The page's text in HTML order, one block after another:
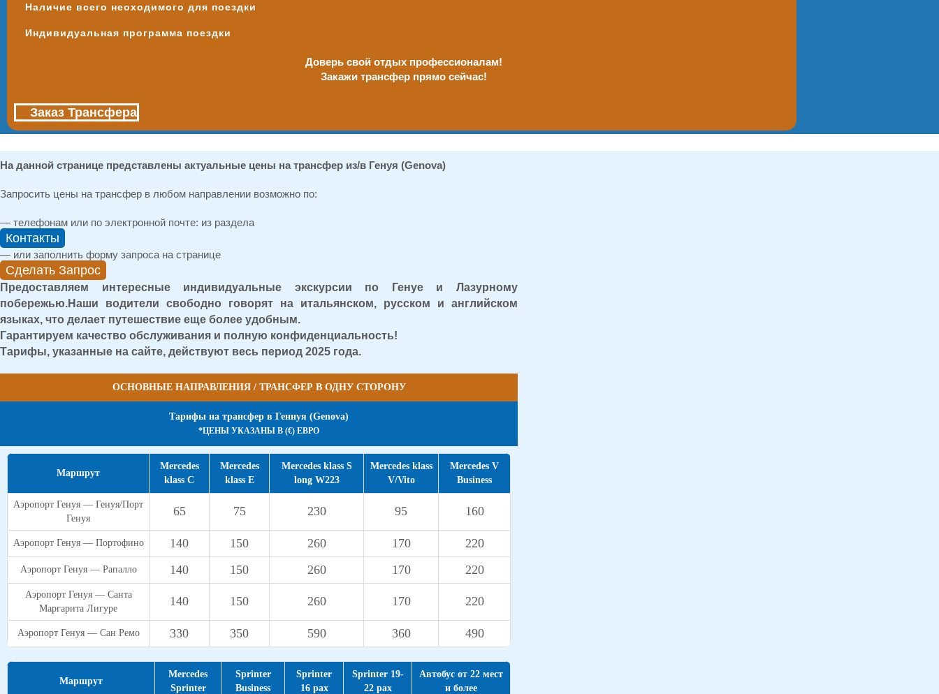
Наличие всего неоходимого для поездки
Индивидуальная программа поездки
Доверь свой отдых профессионалам!
Закажи трансфер прямо сейчас!
Заказ Трансфера
На данной странице представлены актуальные цены на трансфер из/в Генуя (Genova)
Запросить цены на трансфер в любом направлении возможно по:
— телефонам или по электронной почте: из раздела
Контакты
— или заполнить форму запроса на странице
Сделать Запрос
Предоставляем интересные индивидуальные экскурсии по Генуе и Лазурному
побережью.Наши водители свободно говорят на итальянском, русском и английском
языках, что делает путешествие еще более удобным.
Гарантируем качество обслуживания и полную конфиденциальность!
Тарифы, указанные на сайте, действуют весь период 2025 года.
ОСНОВНЫЕ НАПРАВЛЕНИЯ / ТРАНСФЕР В ОДНУ СТОРОНУ
Тарифы на трансфер в Геннуя (Genova)
*ЦЕНЫ УКАЗАНЫ В (€) ЕВРО
Маршрут
Mercedes
klass C
Mercedes
klass E
Mercedes klass S
long W223
Mercedes klass
V/Vito
Mercedes V
Business
Аэропорт Генуя — Генуя/Порт
Генуя
65 75 230 95 160
Аэропорт Генуя — Портофино 140 150 260 170 220
Аэропорт Генуя — Рапалло 140 150 260 170 220
Аэропорт Генуя — Санта
Маргарита Лигуре
140 150 260 170 220
Аэропорт Генуя — Сан Ремо 330 350 590 360 490
Маршрут
Mercedes
Sprinter
Sprinter
Business
Sprinter
16 pax
Sprinter 19-
22 pax
Автобус от 22 мест
и более